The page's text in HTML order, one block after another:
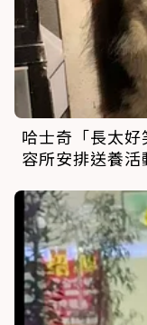
哈士奇「長太
容所安排送養